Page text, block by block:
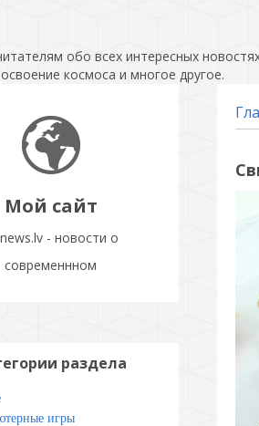
обо всех интересных
космоса и многое другое.
Мой сайт
- новости о
современнном
раздела
игры